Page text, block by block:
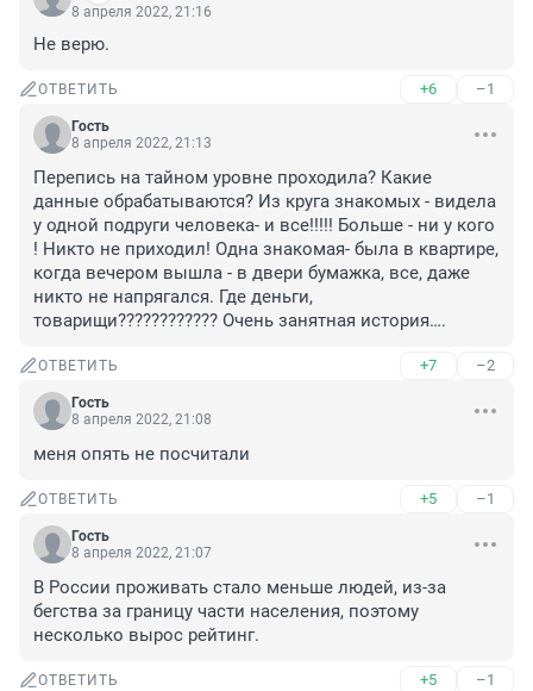
8 апреля 2022, 21:16
Не верю.
ОТВЕТИТЬ +6 –1
Гость
8 апреля 2022, 21:13
Перепись на тайном уровне проходила? Какие
данные обрабатываются? Из круга знакомых - видела
у одной подруги человека- и все!!!!! Больше - ни у кого
! Никто не приходил! Одна знакомая- была в квартире,
когда вечером вышла - в двери бумажка, все, даже
никто не напрягался. Где деньги,
товарищи???????????? Очень занятная история….
ОТВЕТИТЬ +7 –2
Гость
8 апреля 2022, 21:08
меня опять не посчитали
ОТВЕТИТЬ +5 –1
Гость
8 апреля 2022, 21:07
В России проживать стало меньше людей, из-за
бегства за границу части населения, поэтому
несколько вырос рейтинг.
ОТВЕТИТЬ +5 –1